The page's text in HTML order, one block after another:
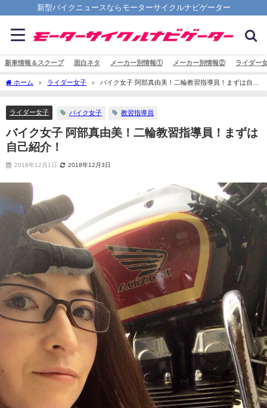
新型バイクニュースならモーターサイクルナビゲーター
新車情報＆スクープ 面白ネタ メーカー別情報① メーカー別情報② ライダー
ホーム ライダー女子
バイク女子 阿部真由美！二輪教習指導員！まずは自己
紹介！
ライダー女子 バイク女子 教習指導員
バイク女子 阿部真由美！二輪教習指導員！まずは
自己紹介！
2018年12月1日 2018年12月3日